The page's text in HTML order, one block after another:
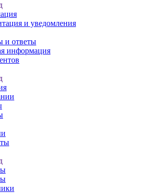
и уведомления
и ответы
информация